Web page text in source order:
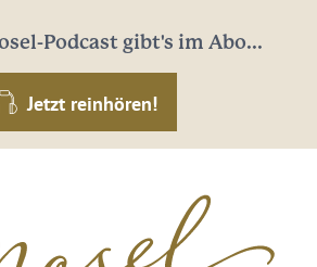
Podcast gibt's im Abo...
Jetzt reinhören!